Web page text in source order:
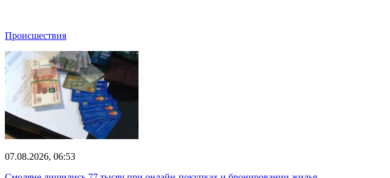
Происшествия
07.08.2026, 06:53